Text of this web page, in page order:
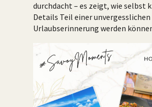
durchdacht – es zeigt, wie selbst
Details Teil einer unvergesslichen
Urlaubserinnerung werden